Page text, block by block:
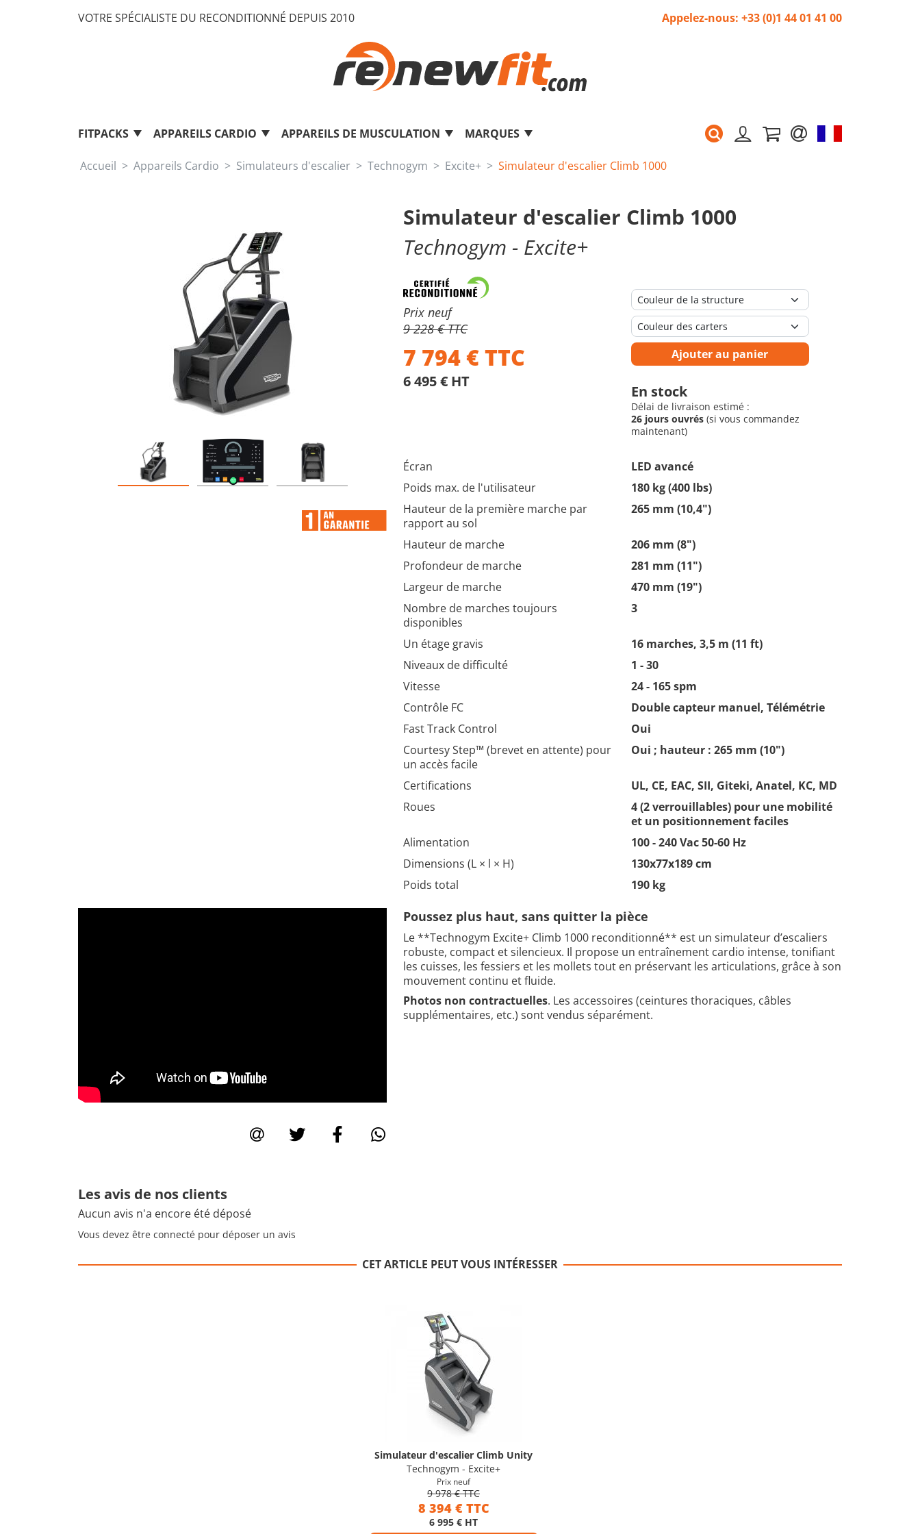
VOTRE SPÉCIALISTE DU RECONDITIONNÉ DEPUIS 2010 Appelez-nous: +33 (0)1 44 01 41 00
FITPACKS APPAREILS CARDIO APPAREILS DE MUSCULATION MARQUES
Accueil Appareils Cardio Simulateurs d'escalier Technogym Excite+ Simulateur d'escalier Climb 1000
Simulateur d'escalier Climb 1000
Technogym - Excite+
Prix neuf
9 228 € TTC
7 794€TTC
6 495 € HT
Ajouter au panier
En stock
Délai de livraison estimé :
26 jours ouvrés(si vous commandez
maintenant)
Écran
LED avancé
Poids max. de l'utilisateur
180 kg (400 lbs)
Hauteur de la première marche par
rapport au sol
265 mm (10,4")
Hauteur de marche
206 mm (8")
Profondeur de marche
281 mm (11")
Largeur de marche
470 mm (19")
Nombre de marches toujours
disponibles
3
Un étage gravis
16 marches, 3,5 m (11 ft)
Niveaux de difficulté
1 - 30
Vitesse
24 - 165 spm
Contrôle FC
Double capteur manuel, Télémétrie
Fast Track Control
Oui
Courtesy Step™ (brevet en attente) pour
un accès facile
Oui ; hauteur : 265 mm (10")
Certifications
UL, CE, EAC, SII, Giteki, Anatel, KC, MD
Roues
4 (2 verrouillables) pour une mobilité
et un positionnement faciles
Alimentation
100 - 240 Vac 50-60 Hz
Dimensions (L × l × H)
130x77x189 cm
Poids total
190 kg
Poussez plus haut, sans quitter la pièce
Le **Technogym Excite+ Climb 1000 reconditionné** est un simulateur d’escaliers
robuste, compact et silencieux. Il propose un entraînement cardio intense, tonifiant
les cuisses, les fessiers et les mollets tout en préservant les articulations, grâce à son
mouvement continu et fluide.
Photos non contractuelles. Les accessoires (ceintures thoraciques, câbles
supplémentaires, etc.) sont vendus séparément.
Les avis de nos clients
Aucun avis n'a encore été déposé
Vous devez être connecté pour déposer un avis
CET ARTICLE PEUT VOUS INTÉRESSER
Simulateur d'escalier Climb Unity
Technogym - Excite+
Prix neuf
9 978 € TTC
8 394 € TTC
6 995 € HT